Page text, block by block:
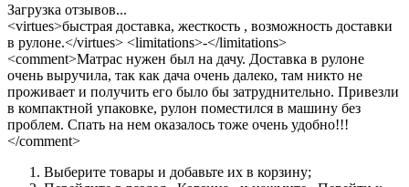
Загрузка отзывов...
<virtues>быстрая доставка, жесткость , возможность доставки
в рулоне.</virtues> <limitations>-</limitations>
<comment>Матрас нужен был на дачу. Доставка в рулоне
очень выручила, так как дача очень далеко, там никто не
проживает и получить его было бы затруднительно. Привезли
в компактной упаковке, рулон поместился в машину без
проблем. Спать на нем оказалось тоже очень удобно!!!
</comment>
Выберите товары и добавьте их в корзину;